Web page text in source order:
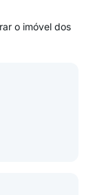
o imóvel dos